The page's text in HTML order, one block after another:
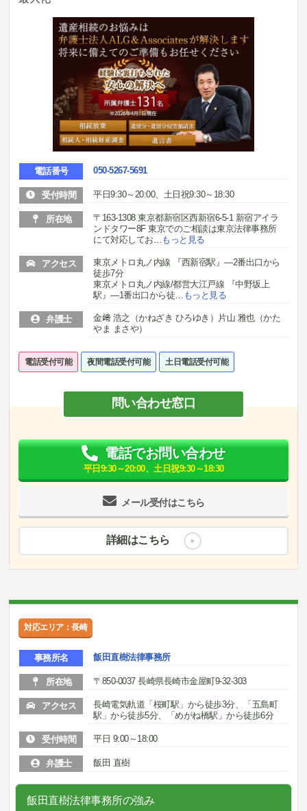
電話番号 050-5267-5691
受付時間 平日9:30～20:00、土日祝9:30～18:30
所在地
〒163-1308 東京都新宿区西新宿6-5-1 新宿アイラ
ンドタワー8F 東京でのご相談は東京法律事務所
にて対応してお
もっと見る
アクセス
東京メトロ丸ノ内線 『西新宿駅』―2番出口から
徒歩7分
東京メトロ丸ノ内線/都営大江戸線 『中野坂上
駅』―1番出口から徒
もっと見る
弁護士
金﨑 浩之（かねざき ひろゆき）片山 雅也（かた
やま まさや）
電話受付可能 夜間電話受付可能 土日電話受付可能
問い合わせ窓口
メール受付はこちら
電話でお問い合わせ
平日9:30～20:00、土日祝9:30～18:30
詳細はこちら
対応エリア：長崎
事務所名 飯田直樹法律事務所
所在地 〒850-0037 長崎県長崎市金屋町9-32-303
アクセス
長崎電気軌道「桜町駅」から徒歩3分、「五島町
駅」から徒歩5分、「めがね橋駅」から徒歩6分
受付時間 平日 9:00～18:00
弁護士 飯田 直樹
飯田直樹法律事務所の強み